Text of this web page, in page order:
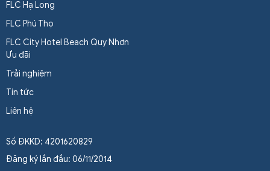
FLC Hạ Long
FLC Phú Thọ
FLC City Hotel Beach Quy Nhơn
Ưu đãi
Trải nghiệm
Tin tức
Liên hệ
Số ĐKKD: 4201620829
Đăng ký lần đầu: 06/11/2014